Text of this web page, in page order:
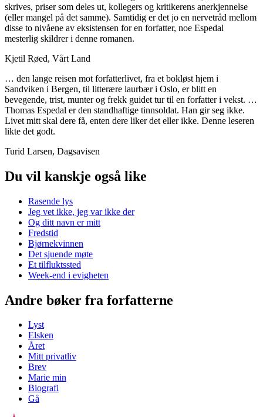
skrives, priser som deles ut, kollegers og kritikerens anerkjennelse
(eller mangel på det samme). Samtidig er det jo en nervetråd mellom
disse to nivåene av eksistensen for en forfatter, noe Espedal
mesterlig skildrer i denne romanen.
Kjetil Røed, Vårt Land
… den lange reisen mot forfatterlivet, fra et bokløst hjem i
Sandviken i Bergen, til litterære laurbær i Oslo, er blitt en
bevegende, trist, munter og frekk guidet tur til en forfatter i vekst. …
Thomas Espedal er den standhaftige tinnsoldat. Han gir seg ikke.
Livet mitt skal dere få, enten dere liker det eller ikke. Denne leseren
likte det godt.
Turid Larsen, Dagsavisen
Du vil kanskje også like
Rasende lys
Jeg vet ikke, jeg var ikke der
Og ditt navn er mitt
Fredstid
Bjørnekvinnen
Det sjuende møte
Et tilfluktssted
Week-end i evigheten
Andre bøker fra forfatterne
Lyst
Elsken
Året
Mitt privatliv
Brev
Marie min
Biografi
Gå